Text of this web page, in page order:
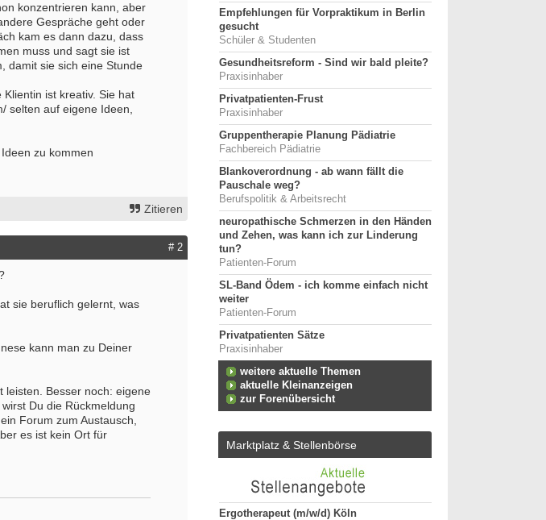
konzentrieren kann, aber
Gespräche geht oder
kam es dann dazu, dass
muss und sagt sie ist
damit sie sich eine Stunde
ist kreativ. Sie hat
selten auf eigene Ideen,
zu kommen
Zitieren
# 2
sie beruflich gelernt, was
kann man zu Deiner
leisten. Besser noch: eigene
Du die Rückmeldung
Forum zum Austausch,
es ist kein Ort für
Empfehlungen für Vorpraktikum in Berlin
gesucht
Schüler & Studenten
Gesundheitsreform - Sind wir bald pleite?
Praxisinhaber
Privatpatienten-Frust
Praxisinhaber
Gruppentherapie Planung Pädiatrie
Fachbereich Pädiatrie
Blankoverordnung - ab wann fällt die
Pauschale weg?
Berufspolitik & Arbeitsrecht
neuropathische Schmerzen in den Händen
und Zehen, was kann ich zur Linderung
tun?
Patienten-Forum
SL-Band Ödem - ich komme einfach nicht
weiter
Patienten-Forum
Privatpatienten Sätze
Praxisinhaber
weitere aktuelle Themen
aktuelle Kleinanzeigen
zur Forenübersicht
Marktplatz & Stellenbörse
Ergotherapeut (m/w/d) Köln